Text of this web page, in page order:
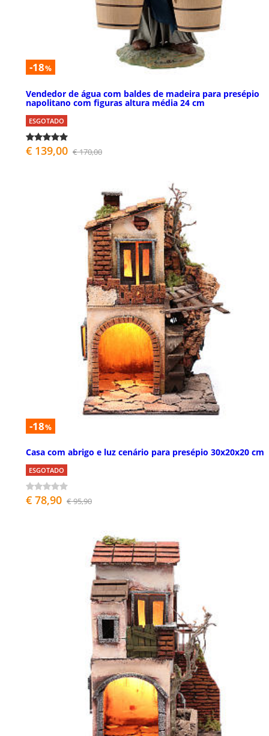
-18%
Vendedor de água com baldes de madeira para presépio
napolitano com figuras altura média 24 cm
ESGOTADO
€ 139,00 € 170,00
-18%
Casa com abrigo e luz cenário para presépio 30x20x20 cm
ESGOTADO
€ 78,90 € 95,90